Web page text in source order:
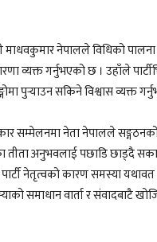
माधवकुमार नेपालले विधिको
व्यक्त गर्नुभएको छ । उहाँले
पुर्‍याउन सकिने विश्वास व्यक्त
सम्मेलनमा नेता नेपालले
तीता अनुभवलाई पछाडि छाड्दै
नेतृत्वको कारण समस्या
समाधान वार्ता र संवादबाटै